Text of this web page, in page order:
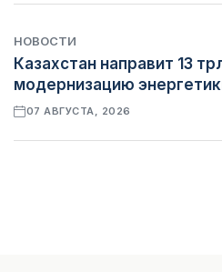
НОВОСТИ
Казахстан направит 13
модернизацию
07 АВГУСТА, 2026